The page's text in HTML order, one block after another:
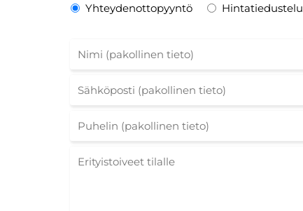
Yhteydenottopyyntö Hintatiedustelu